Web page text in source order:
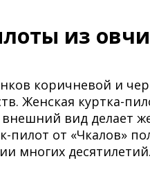
из
коричневой и
Женская куртка-
вид делает
пилот от «Чкалов»
многих